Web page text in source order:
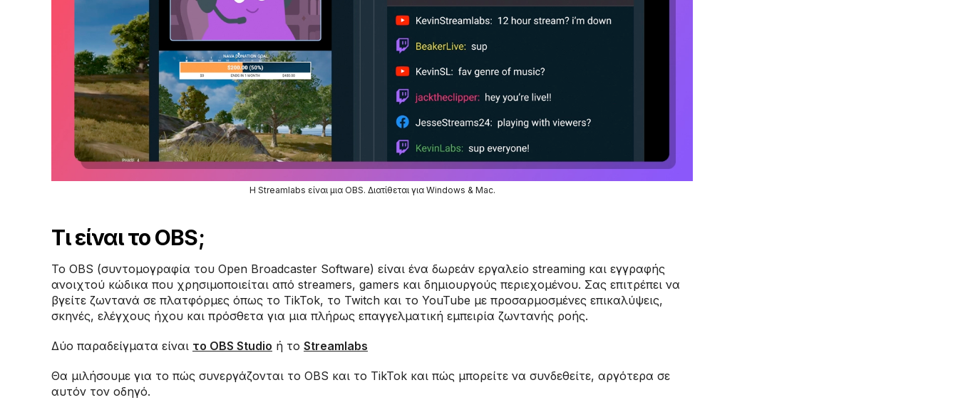
Η Streamlabs είναι μια OBS. Διατίθεται για Windows & Mac.
Τι είναι το OBS;
Το OBS (συντομογραφία του Open Broadcaster Software) είναι ένα δωρεάν εργαλείο streaming και εγγραφής
ανοιχτού κώδικα που χρησιμοποιείται από streamers, gamers και δημιουργούς περιεχομένου. Σας επιτρέπει να
βγείτε ζωντανά σε πλατφόρμες όπως το TikTok, το Twitch και το YouTube με προσαρμοσμένες επικαλύψεις,
σκηνές, ελέγχους ήχου και πρόσθετα για μια πλήρως επαγγελματική εμπειρία ζωντανής ροής.
Δύο παραδείγματα είναι το OBS Studio ή το Streamlabs
Θα μιλήσουμε για το πώς συνεργάζονται το OBS και το TikTok και πώς μπορείτε να συνδεθείτε, αργότερα σε
αυτόν τον οδηγό.